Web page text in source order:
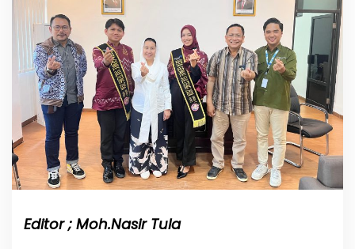
p
r
e
s
i
a
e
r
a
G
Editor ; Moh.Nasir Tula